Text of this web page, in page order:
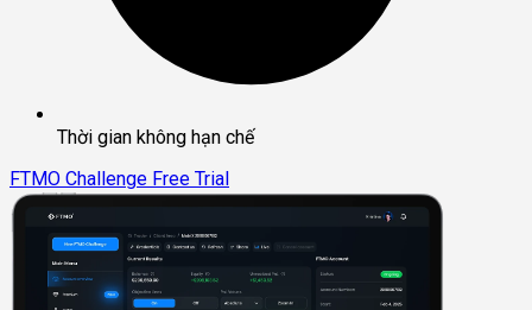
Thời gian không hạn chế
FTMO Challenge Free Trial